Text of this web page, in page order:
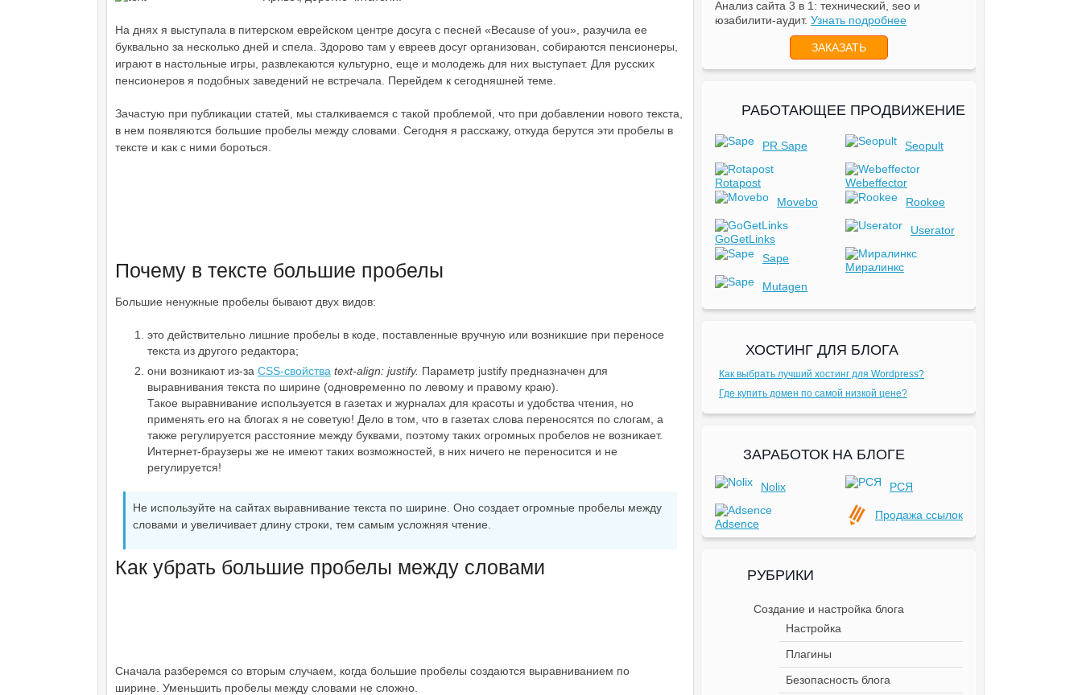
На днях я выступала в питерском еврейском центре досуга с песней «Because of you», разучила ее
буквально за несколько дней и спела. Здорово там у евреев досуг организован, собираются пенсионеры,
играют в настольные игры, развлекаются культурно, еще и молодежь для них выступает. Для русских
пенсионеров я подобных заведений не встречала. Перейдем к сегодняшней теме.
Зачастую при публикации статей, мы сталкиваемся с такой проблемой, что при добавлении нового текста,
в нем появляются большие пробелы между словами. Сегодня я расскажу, откуда берутся эти пробелы в
тексте и как с ними бороться.
Почему в тексте большие пробелы
Большие ненужные пробелы бывают двух видов:
это действительно лишние пробелы в коде, поставленные вручную или возникшие при переносе
текста из другого редактора;
они возникают из-за CSS-свойства text-align: justify. Параметр justify предназначен для
выравнивания текста по ширине (одновременно по левому и правому краю).
Такое выравнивание используется в газетах и журналах для красоты и удобства чтения, но
применять его на блогах я не советую! Дело в том, что в газетах слова переносятся по слогам, а
также регулируется расстояние между буквами, поэтому таких огромных пробелов не возникает.
Интернет-браузеры же не имеют таких возможностей, в них ничего не переносится и не
регулируется!
Не используйте на сайтах выравнивание текста по ширине. Оно создает огромные пробелы между
словами и увеличивает длину строки, тем самым усложняя чтение.
Как убрать большие пробелы между словами
Сначала разберемся со вторым случаем, когда большие пробелы создаются выравниванием по
ширине. Уменьшить пробелы между словами не сложно.
Анализ сайта 3 в 1: технический, seo и
юзабилити-аудит. Узнать подробнее
ЗАКАЗАТЬ
РАБОТАЮЩЕЕ ПРОДВИЖЕНИЕ
PR.Sape
Rotapost
Movebo
GoGetLinks
Sape
Mutagen
Seopult
Webeffector
Rookee
Userator
Миралинкс
ХОСТИНГ ДЛЯ БЛОГА
Как выбрать лучший хостинг для Wordpress?
Где купить домен по самой низкой цене?
ЗАРАБОТОК НА БЛОГЕ
Nolix
Adsence
РСЯ
Продажа ссылок
РУБРИКИ
Создание и настройка блога
Настройка
Плагины
Безопасность блога